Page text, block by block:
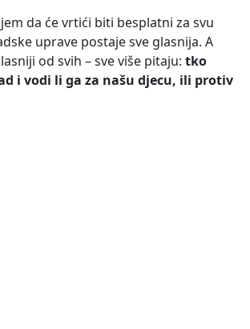
da će vrtići biti besplatni za svu
uprave postaje sve glasnija. A
od svih – sve više pitaju: tko
i vodi li ga za našu djecu, ili protiv